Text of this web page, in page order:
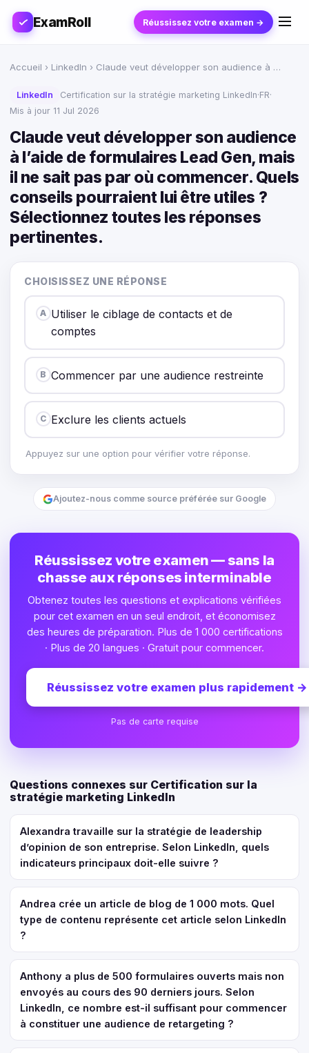
ExamRoll Réussissez votre examen →
Accueil › LinkedIn › Claude veut développer son audience à …
LinkedIn Certification sur la stratégie marketing LinkedIn·FR·
Mis à jour 11 Jul 2026
Claude veut développer son audience
à l’aide de formulaires Lead Gen, mais
il ne sait pas par où commencer. Quels
conseils pourraient lui être utiles ?
Sélectionnez toutes les réponses
pertinentes.
CHOISISSEZ UNE RÉPONSE
A Utiliser le ciblage de contacts et de
comptes
B Commencer par une audience restreinte
C Exclure les clients actuels
Appuyez sur une option pour vérifier votre réponse.
Ajoutez-nous comme source préférée sur Google
Réussissez votre examen — sans la
chasse aux réponses interminable
Obtenez toutes les questions et explications vérifiées
pour cet examen en un seul endroit, et économisez
des heures de préparation. Plus de 1 000 certifications
· Plus de 20 langues · Gratuit pour commencer.
Réussissez votre examen plus rapidement →
Pas de carte requise
Questions connexes sur Certification sur la
stratégie marketing LinkedIn
Alexandra travaille sur la stratégie de leadership
d’opinion de son entreprise. Selon LinkedIn, quels
indicateurs principaux doit-elle suivre ?
Andrea crée un article de blog de 1 000 mots. Quel
type de contenu représente cet article selon LinkedIn
?
Anthony a plus de 500 formulaires ouverts mais non
envoyés au cours des 90 derniers jours. Selon
LinkedIn, ce nombre est-il suffisant pour commencer
à constituer une audience de retargeting ?